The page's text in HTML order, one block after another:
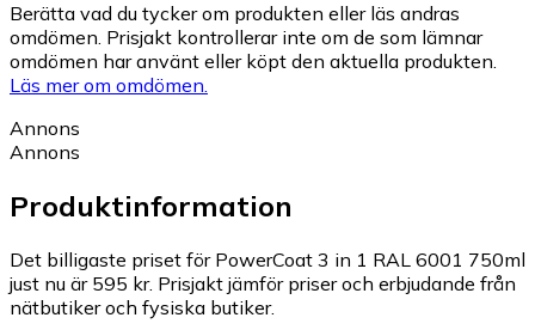
Berätta vad du tycker om produkten eller läs andras
omdömen. Prisjakt kontrollerar inte om de som lämnar
omdömen har använt eller köpt den aktuella produkten.
Läs mer om omdömen.
Annons
Annons
Produktinformation
Det billigaste priset för PowerCoat 3 in 1 RAL 6001 750ml
just nu är 595 kr. Prisjakt jämför priser och erbjudande från
nätbutiker och fysiska butiker.